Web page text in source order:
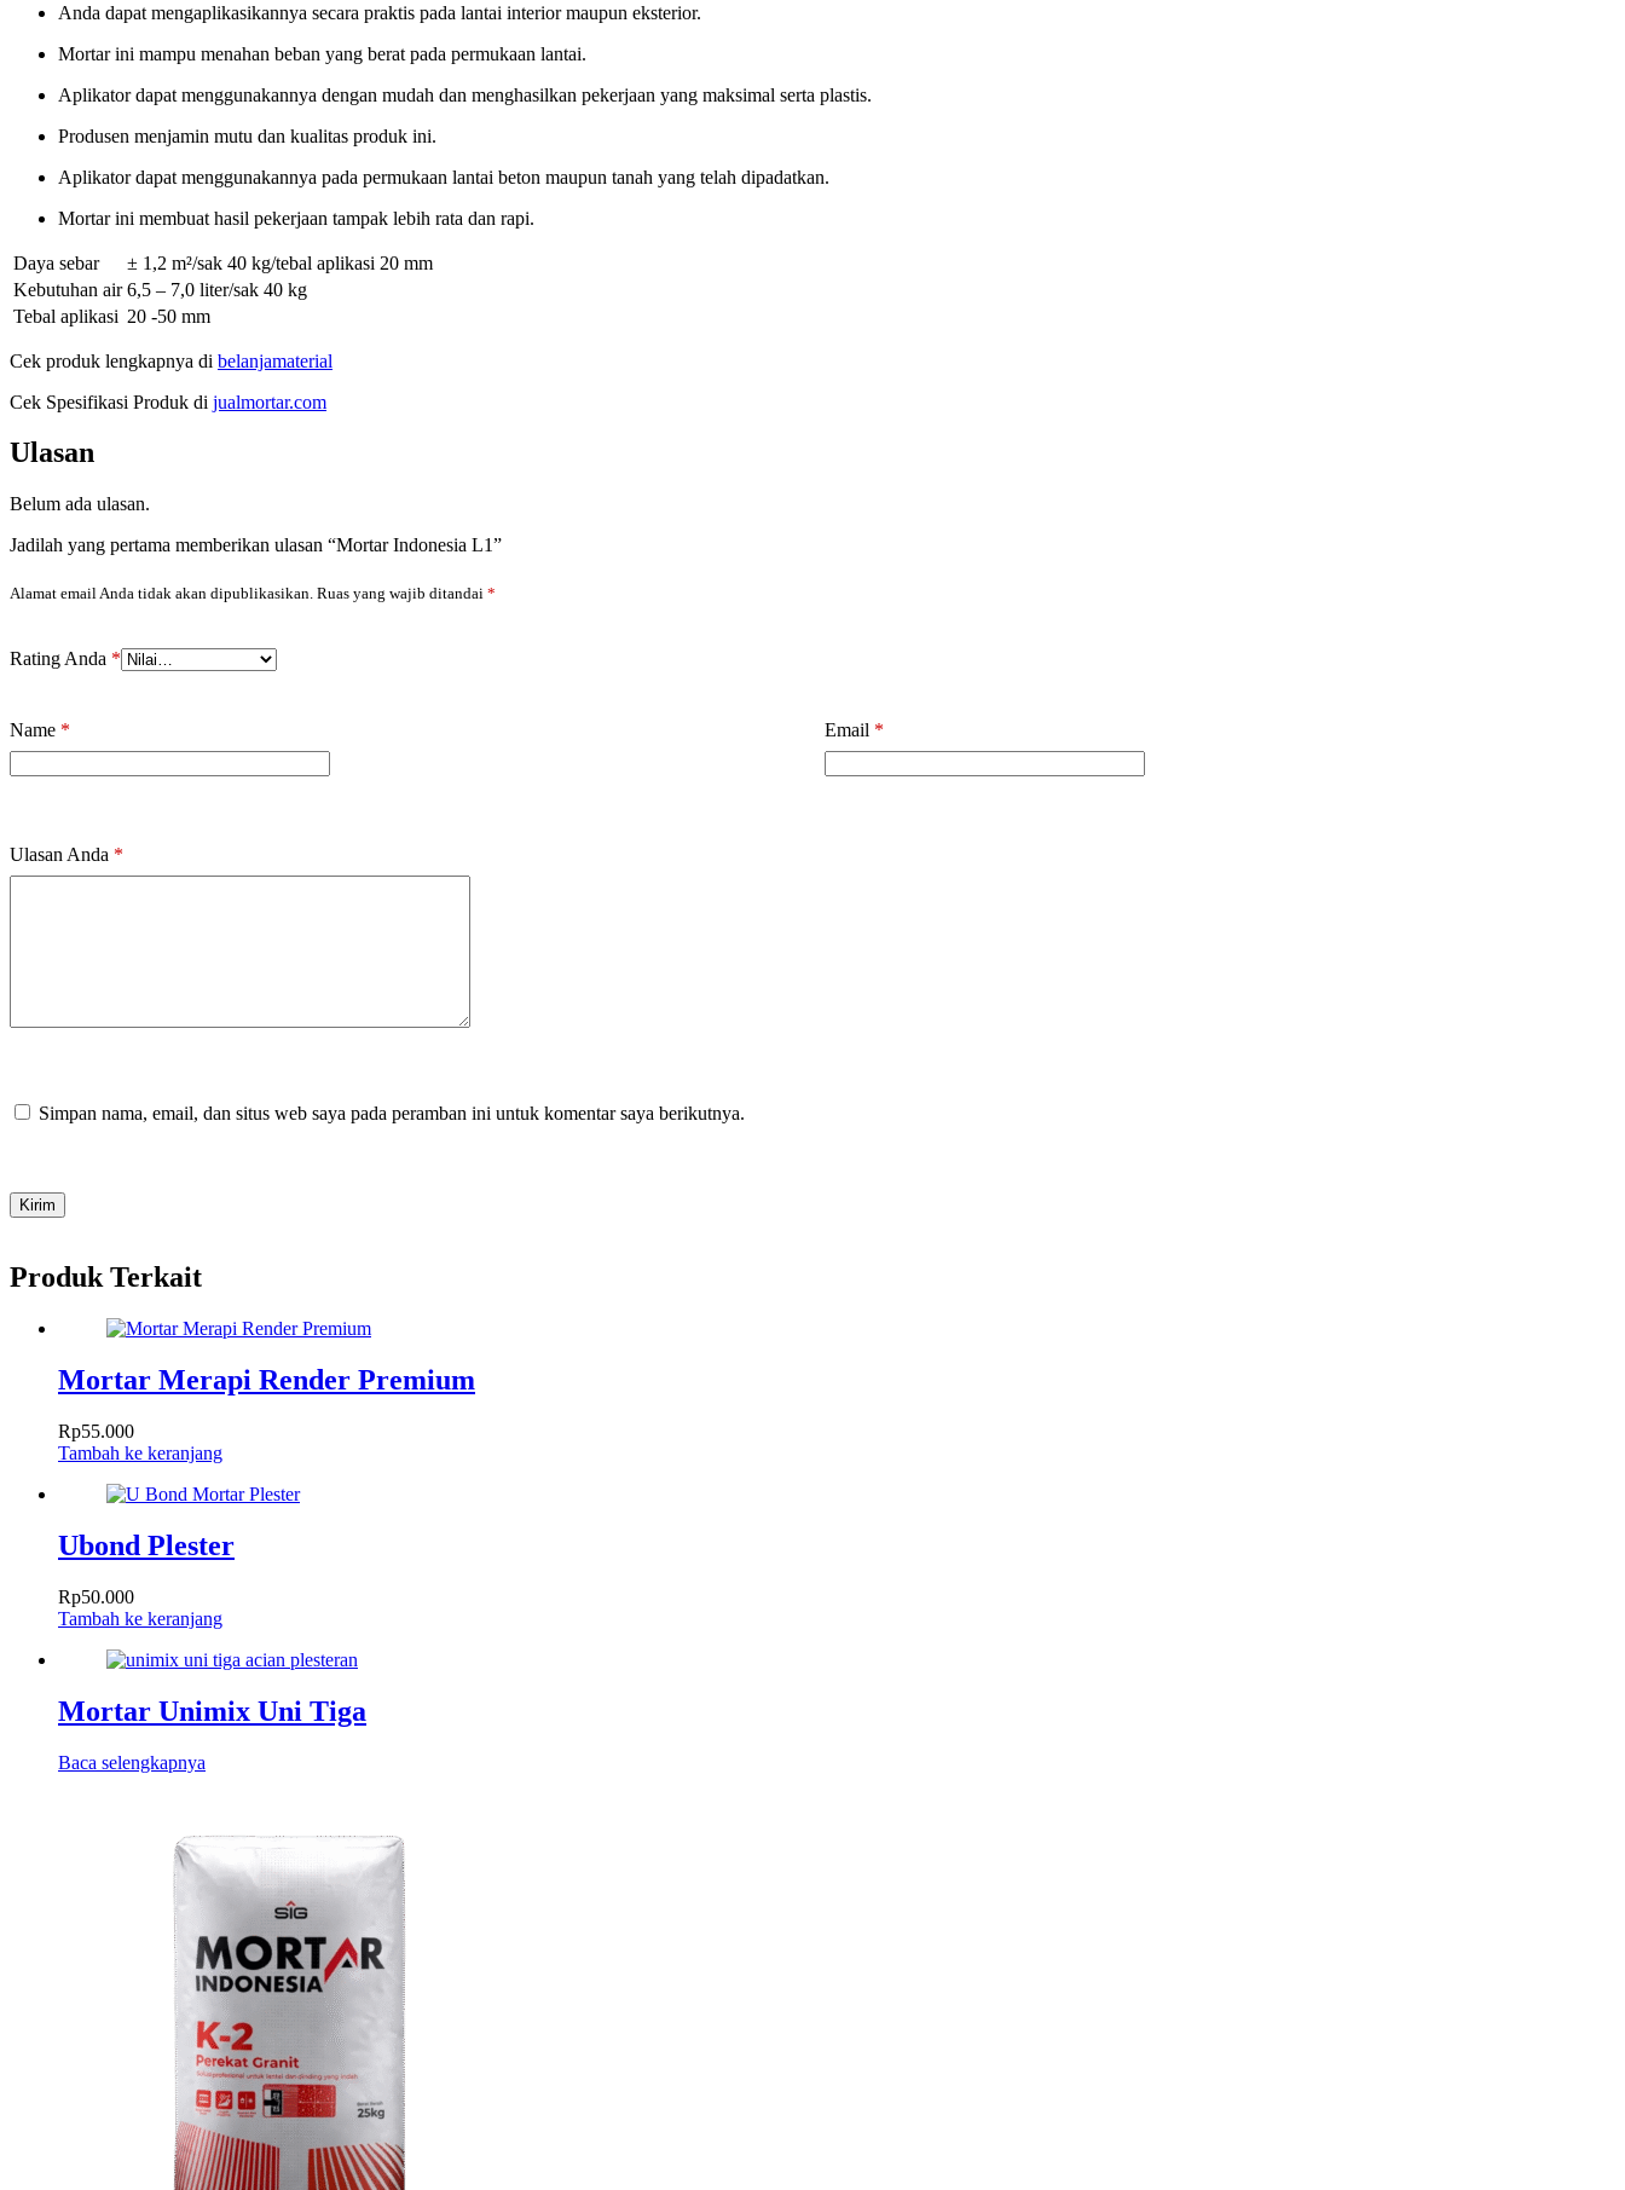
Anda dapat mengaplikasikannya secara praktis pada lantai interior maupun eksterior.
Mortar ini mampu menahan beban yang berat pada permukaan lantai.
Aplikator dapat menggunakannya dengan mudah dan menghasilkan pekerjaan yang maksimal serta plastis.
Produsen menjamin mutu dan kualitas produk ini.
Aplikator dapat menggunakannya pada permukaan lantai beton maupun tanah yang telah dipadatkan.
Mortar ini membuat hasil pekerjaan tampak lebih rata dan rapi.
Daya sebar
± 1,2 m²/sak 40 kg/tebal aplikasi 20 mm
Kebutuhan air 6,5 – 7,0 liter/sak 40 kg
Tebal aplikasi 20 -50 mm
Cek produk lengkapnya di belanjamaterial
Cek Spesifikasi Produk di jualmortar.com
Ulasan
Belum ada ulasan.
Jadilah yang pertama memberikan ulasan “Mortar Indonesia L1”
Alamat email Anda tidak akan dipublikasikan. Ruas yang wajib ditandai *
Rating Anda *
Name * Email *
Ulasan Anda *
Simpan nama, email, dan situs web saya pada peramban ini untuk komentar saya berikutnya.
Kirim
Produk Terkait
Mortar Merapi Render Premium
Rp55.000
Tambah ke keranjang
Ubond Plester
Rp50.000
Tambah ke keranjang
Mortar Unimix Uni Tiga
Baca selengkapnya